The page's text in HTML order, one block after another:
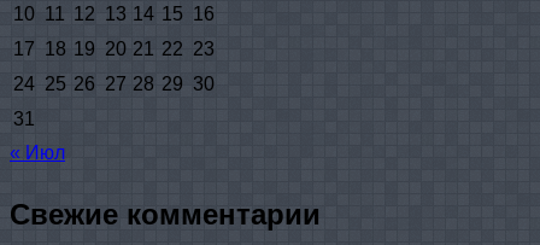
10 11 12 13 14 15 16
17 18 19 20 21 22 23
24 25 26 27 28 29 30
31
« Июл
Свежие комментарии